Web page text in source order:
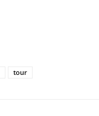
tour